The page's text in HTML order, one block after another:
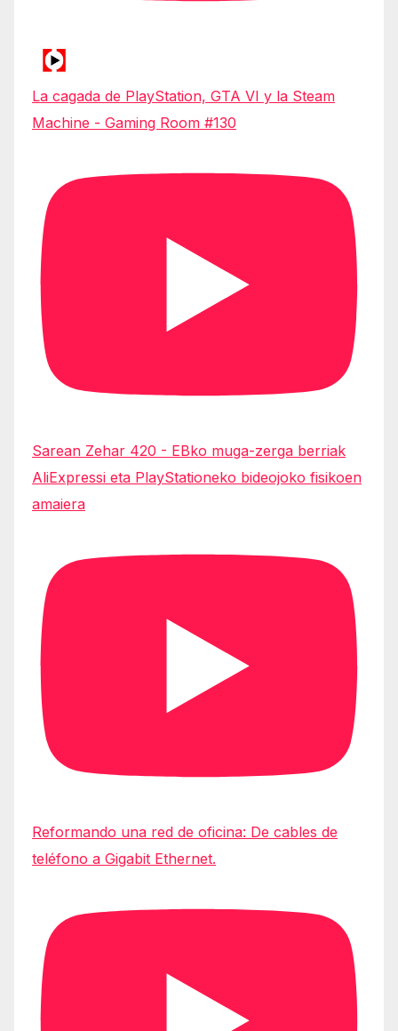
La cagada de PlayStation, GTA VI y la Steam
Machine - Gaming Room #130
Sarean Zehar 420 - EBko muga-zerga berriak
AliExpressi eta PlayStationeko bideojoko fisikoen
amaiera
Reformando una red de oficina: De cables de
teléfono a Gigabit Ethernet.